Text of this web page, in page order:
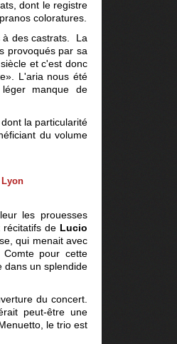
dont le registre
coloratures.
à des castrats. La
provoqués par sa
et c'est donc
L'aria nous été
manque de
la particularité
du volume
les prouesses
de Lucio
qui menait avec
pour cette
dans un splendide
du concert.
peut-être une
le trio est